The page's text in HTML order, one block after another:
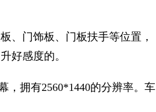
、门饰板、门板扶手等位置，
好感度的。
，拥有2560*1440的分辨率。车